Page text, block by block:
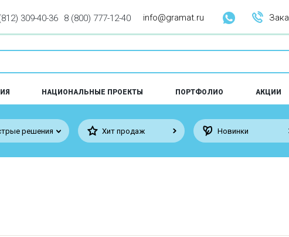
309-40-36 8 (800) 777-12-40 info@gramat.ru
НАЦИОНАЛЬНЫЕ ПРОЕКТЫ ПОРТФОЛИО АКЦИИ
решения Хит продаж Новинки